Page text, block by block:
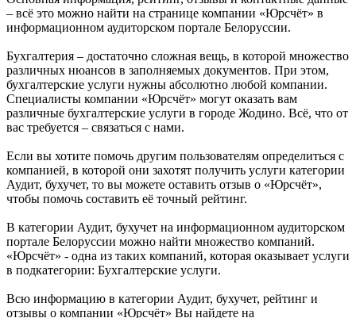
– всё это можно найти на странице компании «Юрсчёт» в
информационном аудиторском портале Белоруссии.
Бухгалтерия – достаточно сложная вещь, в которой множество
различных нюансов в заполняемых документов. При этом,
бухгалтерские услуги нужны абсолютно любой компании.
Специалисты компании «Юрсчёт» могут оказать вам
различные бухгалтерские услуги в городе Жодино. Всё, что от
вас требуется – связаться с нами.
Если вы хотите помочь другим пользователям определиться с
компанией, в которой они захотят получить услуги категории
Аудит, бухучет, то вы можете оставить отзыв о «Юрсчёт»,
чтобы помочь составить её точный рейтинг.
В категории Аудит, бухучет на информационном аудиторском
портале Белоруссии можно найти множество компаний.
«Юрсчёт» - одна из таких компаний, которая оказывает услуги
в подкатегории: Бухгалтерские услуги.
Всю информацию в категории Аудит, бухучет, рейтинг и
отзывы о компании «Юрсчёт» Вы найдете на